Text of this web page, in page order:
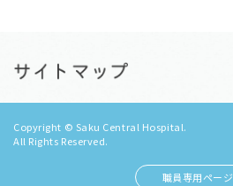
Copyright © Saku Central Hospital.
All Rights Reserved.
職員専用ページ